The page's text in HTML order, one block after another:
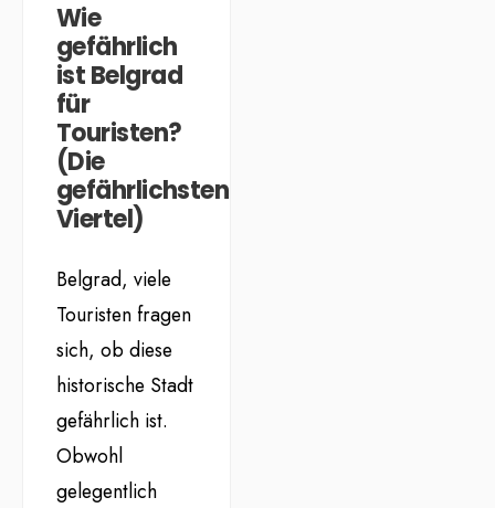
Wie
gefährlich
ist Belgrad
für
Touristen?
(Die
gefährlichsten
Viertel)
Belgrad, viele
Touristen fragen
sich, ob diese
historische Stadt
gefährlich ist.
Obwohl
gelegentlich